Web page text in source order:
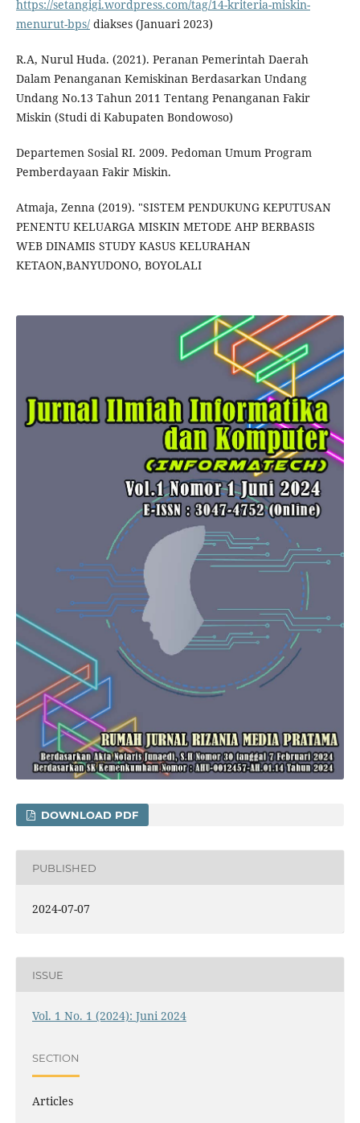
https://setangigi.wordpress.com/tag/14-kriteria-miskin-
menurut-bps/diakses (Januari 2023)
R.A, Nurul Huda. (2021). Peranan Pemerintah Daerah
Dalam Penanganan Kemiskinan Berdasarkan Undang
Undang No.13 Tahun 2011 Tentang Penanganan Fakir
Miskin (Studi di Kabupaten Bondowoso)
Departemen Sosial RI. 2009. Pedoman Umum Program
Pemberdayaan Fakir Miskin.
Atmaja, Zenna (2019). "SISTEM PENDUKUNG KEPUTUSAN
PENENTU KELUARGA MISKIN METODE AHP BERBASIS
WEB DINAMIS STUDY KASUS KELURAHAN
KETAON,BANYUDONO, BOYOLALI
DOWNLOAD PDF
PUBLISHED
2024-07-07
ISSUE
Vol. 1 No. 1 (2024): Juni 2024
SECTION
Articles